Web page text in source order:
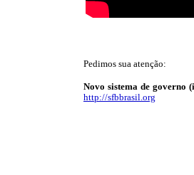
Pedimos sua atenção:
Novo sistema de governo
http://sfbbrasil.org